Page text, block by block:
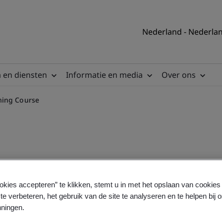
Nederland -
en diensten Informatie en media Over ons
Course
Implementing Training
accepteren” te klikken, stemt u in met het opslaan van
verbeteren, het gebruik van de site te analyseren en te helpen bij